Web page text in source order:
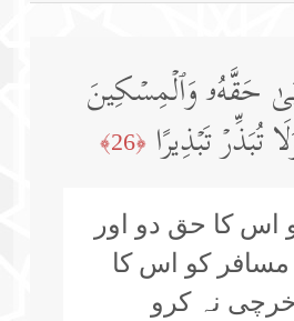
حَقَّهُۥ وَٱلۡمِسۡكِینَ
تُبَذِّرۡ تَبۡذِیرًا ﴿26﴾
اس کا حق دو اور
کو اس کا
نہ کرو